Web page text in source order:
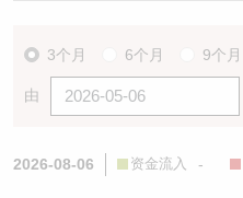
3个月 6个月 9个月
由
2026-08-06 资金流入 -